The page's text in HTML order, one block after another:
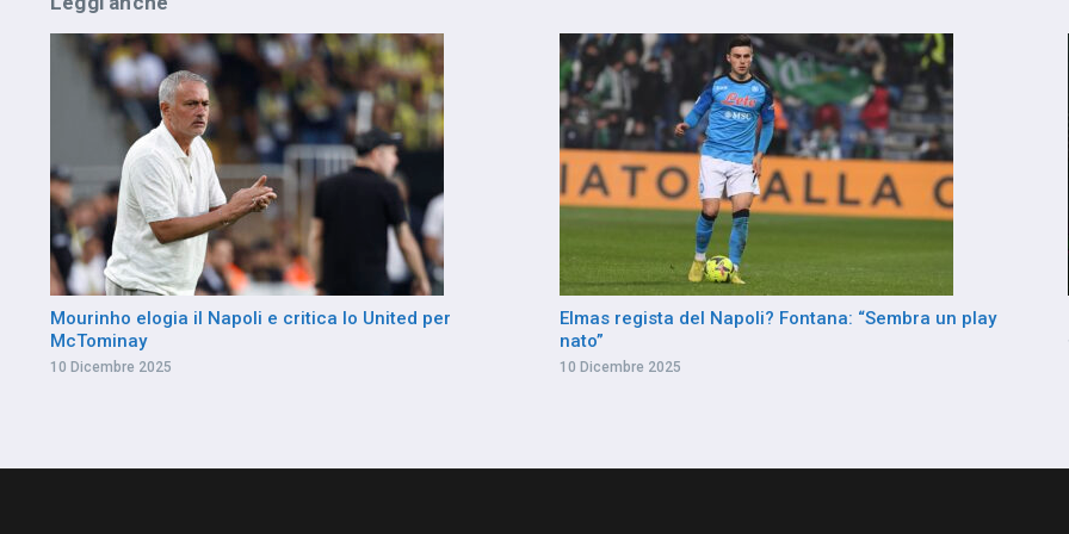
Mourinho elogia il Napoli e critica lo United per
McTominay
10 Dicembre 2025
Elmas regista del Napoli? Fontana: “Sembra un play
nato”
10 Dicembre 2025